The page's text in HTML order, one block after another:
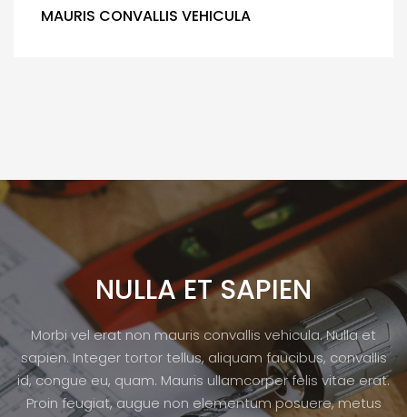
MAURIS CONVALLIS VEHICULA
NULLA ET SAPIEN
Morbi vel erat non mauris convallis vehicula. Nulla et
sapien. Integer tortor tellus, aliquam faucibus, convallis
id, congue eu, quam. Mauris ullamcorper felis vitae erat.
Proin feugiat, augue non elementum posuere, metus